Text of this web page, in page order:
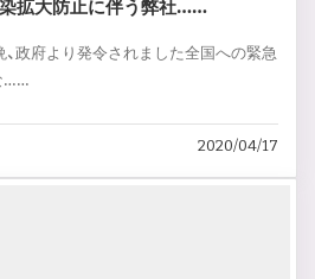
拡大防止に伴う弊社……
政府より発令されました全国への緊急
……
2020/04/17